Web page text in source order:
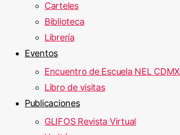
Carteles
Biblioteca
Librería
Eventos
Encuentro de Escuela NEL CDMX
Libro de visitas
Publicaciones
GLIFOS Revista Virtual